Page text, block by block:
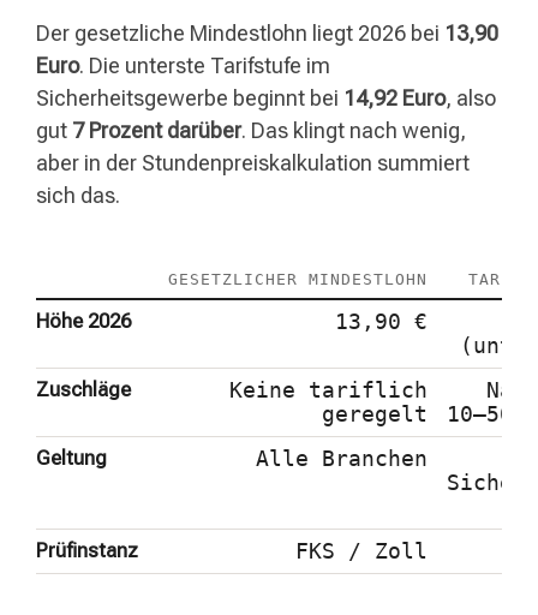
Der gesetzliche Mindestlohn liegt 2026 bei 13,90
Euro. Die unterste Tarifstufe im
Sicherheitsgewerbe beginnt bei 14,92 Euro, also
gut 7 Prozent darüber. Das klingt nach wenig,
aber in der Stundenpreiskalkulation summiert
sich das.
GESETZLICHER MINDESTLOHN
Höhe 2026
13,90 €
Zuschläge
Keine tariflich
geregelt
Geltung
Alle Branchen
Prüfinstanz FKS / Zoll